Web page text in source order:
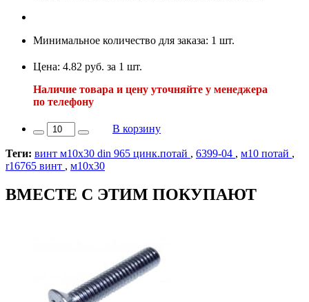
Минимальное количество для заказа: 1 шт.
Цена: 4.82 руб. за 1 шт.
Наличие товара и цену уточняйте у менеджера
по телефону
В корзину
Теги: винт м10х30 din 965 цинк.потай , 6399-04 , м10 потай ,
r16765 винт , м10х30
ВМЕСТЕ С ЭТИМ ПОКУПАЮТ